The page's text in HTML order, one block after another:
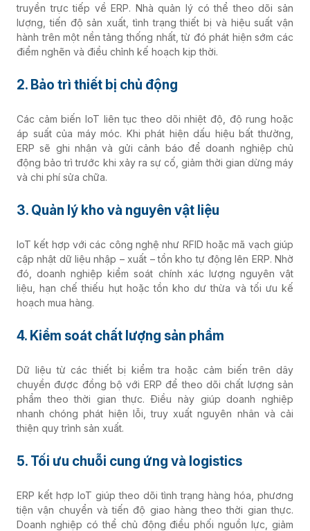
truyền trực tiếp về ERP. Nhà quản lý có thể theo dõi sản
lượng, tiến độ sản xuất, tình trạng thiết bị và hiệu suất vận
hành trên một nền tảng thống nhất, từ đó phát hiện sớm các
điểm nghẽn và điều chỉnh kế hoạch kịp thời.
2. Bảo trì thiết bị chủ động
Các cảm biến IoT liên tục theo dõi nhiệt độ, độ rung hoặc
áp suất của máy móc. Khi phát hiện dấu hiệu bất thường,
ERP sẽ ghi nhận và gửi cảnh báo để doanh nghiệp chủ
động bảo trì trước khi xảy ra sự cố, giảm thời gian dừng máy
và chi phí sửa chữa.
3. Quản lý kho và nguyên vật liệu
IoT kết hợp với các công nghệ như RFID hoặc mã vạch giúp
cập nhật dữ liệu nhập – xuất – tồn kho tự động lên ERP. Nhờ
đó, doanh nghiệp kiểm soát chính xác lượng nguyên vật
liệu, hạn chế thiếu hụt hoặc tồn kho dư thừa và tối ưu kế
hoạch mua hàng.
4. Kiểm soát chất lượng sản phẩm
Dữ liệu từ các thiết bị kiểm tra hoặc cảm biến trên dây
chuyền được đồng bộ với ERP để theo dõi chất lượng sản
phẩm theo thời gian thực. Điều này giúp doanh nghiệp
nhanh chóng phát hiện lỗi, truy xuất nguyên nhân và cải
thiện quy trình sản xuất.
5. Tối ưu chuỗi cung ứng và logistics
ERP kết hợp IoT giúp theo dõi tình trạng hàng hóa, phương
tiện vận chuyển và tiến độ giao hàng theo thời gian thực.
Doanh nghiệp có thể chủ động điều phối nguồn lực, giảm